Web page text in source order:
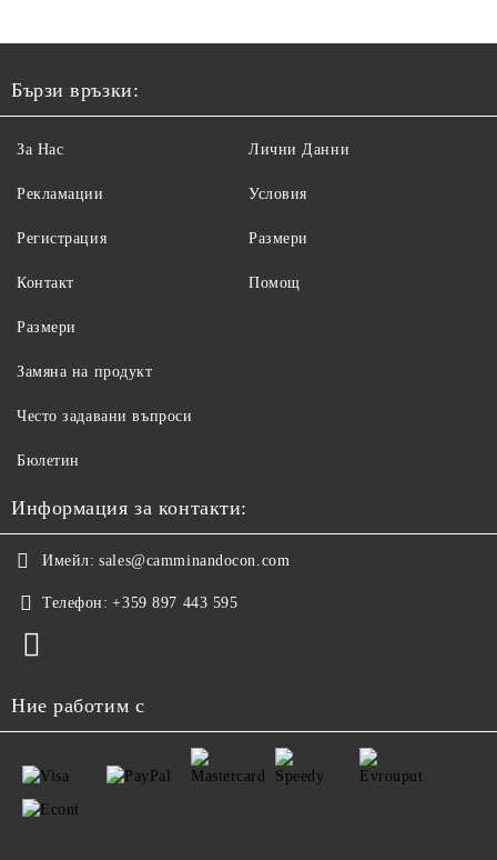
Бързи връзки:
За Нас
Рекламации
Регистрация
Контакт
Лични Данни
Условия
Размери
Помощ
Размери
Замяна на продукт
Често задавани въпроси
Бюлетин
Информация за контакти:
Имейл: sales@camminandocon.com
Телефон: +359 897 443 595
Ние работим с